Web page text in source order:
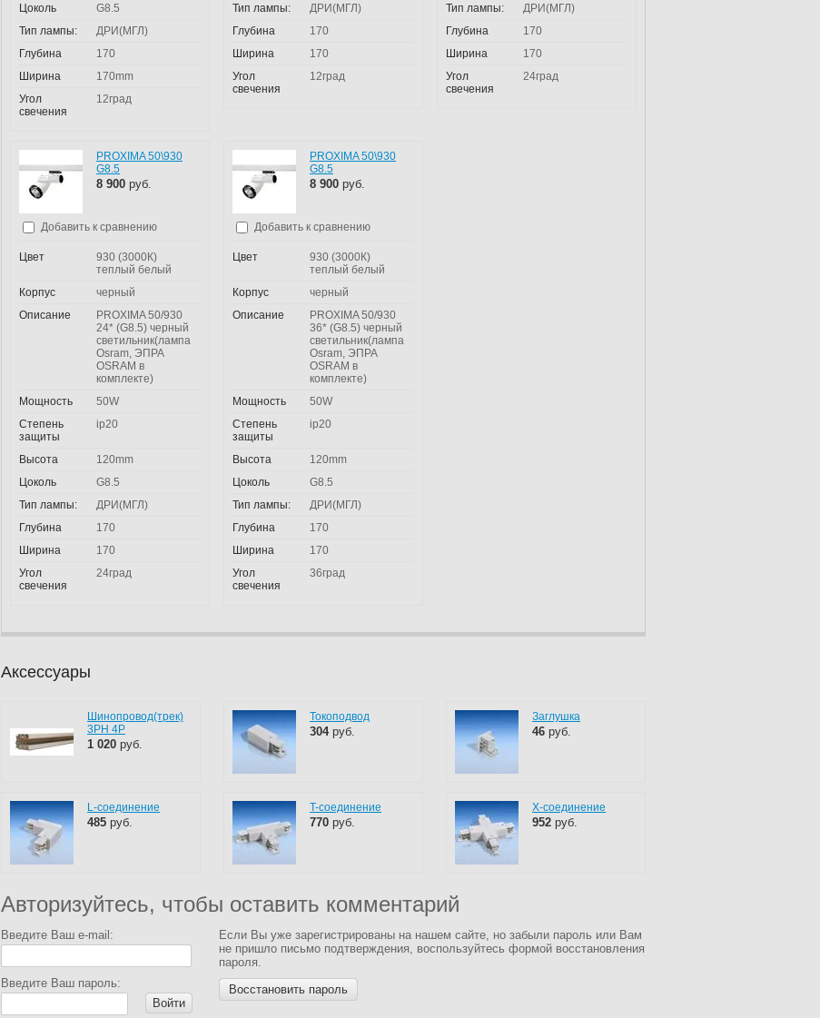
Цоколь
G8.5
Тип лампы:
ДРИ(МГЛ)
Глубина
170
Ширина
170mm
Угол
свечения
12град
Тип лампы:
ДРИ(МГЛ)
Глубина
170
Ширина
170
Угол
свечения
12град
Тип лампы:
ДРИ(МГЛ)
Глубина
170
Ширина
170
Угол
свечения
24град
PROXIMA 50\930
G8.5
8 900 руб.
Добавить к сравнению
Цвет
930 (3000К)
теплый белый
Корпус
черный
Описание
PROXIMA 50/930
24* (G8.5) черный
светильник(лампа
Osram, ЭПРА
OSRAM в
комплекте)
Мощность
50W
Степень
защиты
ip20
Высота
120mm
Цоколь
G8.5
Тип лампы:
ДРИ(МГЛ)
Глубина
170
Ширина
170
Угол
свечения
24град
PROXIMA 50\930
G8.5
8 900 руб.
Добавить к сравнению
Цвет
930 (3000К)
теплый белый
Корпус
черный
Описание
PROXIMA 50/930
36* (G8.5) черный
светильник(лампа
Osram, ЭПРА
OSRAM в
комплекте)
Мощность
50W
Степень
защиты
ip20
Высота
120mm
Цоколь
G8.5
Тип лампы:
ДРИ(МГЛ)
Глубина
170
Ширина
170
Угол
свечения
36град
Аксессуары
Шинопровод(трек)
3PH 4P
1 020 руб.
Токоподвод
304руб.
Заглушка
46 руб.
L-соединение
485 руб.
T-соединение
770 руб.
X-соединение
952 руб.
Авторизуйтесь, чтобы оставить комментарий
Введите Ваш e-mail:
Введите Ваш пароль:
Войти
Если Вы уже зарегистрированы на нашем сайте, но забыли пароль или Вам
не пришло письмо подтверждения, воспользуйтесь формой восстановления
пароля.
Восстановить пароль